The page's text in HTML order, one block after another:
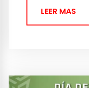
LEER MAS